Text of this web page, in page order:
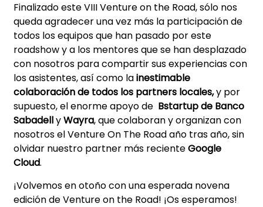
Finalizado este VIII Venture on the Road, sólo nos
queda agradecer una vez más la participación de
todos los equipos que han pasado por este
roadshow y a los mentores que se han desplazado
con nosotros para compartir sus experiencias con
los asistentes, así como lainestimable
colaboración de todos los partners locales,y por
supuesto, el enorme apoyo de Bstartup de Banco
SabadellyWayra, que colaboran y organizan con
nosotros el Venture On The Road año tras año, sin
olvidar nuestro partner más recienteGoogle
Cloud.
¡Volvemos en otoño con una esperada novena
edición de Venture on the Road! ¡Os esperamos!